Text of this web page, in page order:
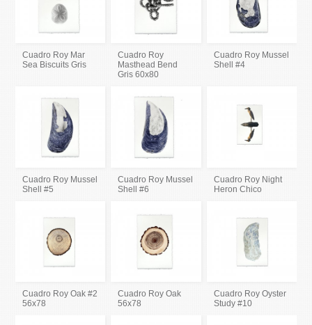
Cuadro Roy Mar
Sea Biscuits Gris
Cuadro Roy
Masthead Bend
Gris 60x80
Cuadro Roy Mussel
Shell #4
Cuadro Roy Mussel
Shell #5
Cuadro Roy Mussel
Shell #6
Cuadro Roy Night
Heron Chico
Cuadro Roy Oak #2
56x78
Cuadro Roy Oak
56x78
Cuadro Roy Oyster
Study #10